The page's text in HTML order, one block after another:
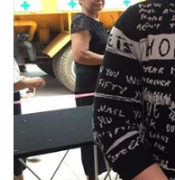
• กีฬา
• ต่างประเทศ
• Special Scoop
• เศรษฐกิจ-ธุรกิจ
จีน
• ชุมชน-คุณภาพชีวิต